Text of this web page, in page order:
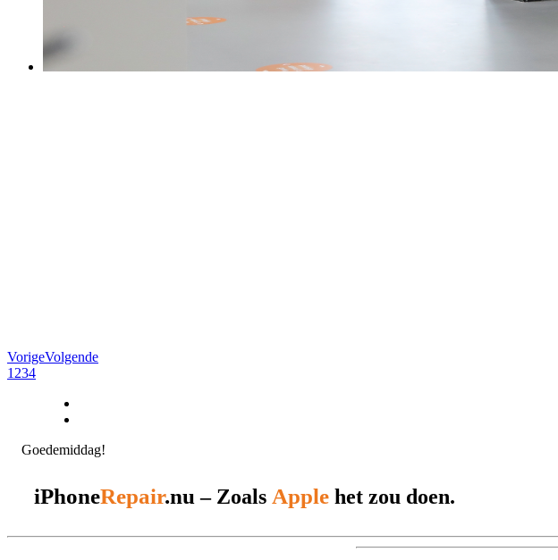
VorigeVolgende
1 234
Goedemiddag!
iPhoneRepair.nu– Zoals Apple het zou doen.